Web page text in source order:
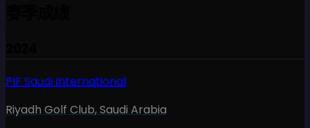
PIF Saudi International
Riyadh Golf Club,Saudi Arabia